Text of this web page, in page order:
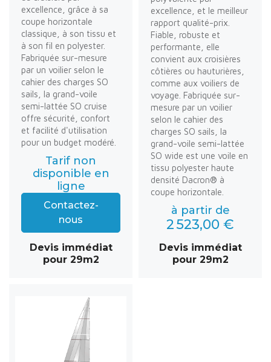
excellence, grâce à sa
coupe horizontale
classique, à son tissu et
à son fil en polyester.
Fabriquée sur-mesure
par un voilier selon le
cahier des charges SO
sails, la grand-voile
semi-lattée SO cruise
offre sécurité, confort
et facilité d'utilisation
pour un budget modéré.
Tarif non
disponible en
ligne
Contactez-
nous
Devis immédiat
pour 29m2
excellence, et le meilleur
rapport qualité-prix.
Fiable, robuste et
performante, elle
convient aux croisières
côtières ou hauturières,
comme aux voiliers de
voyage. Fabriquée sur-
mesure par un voilier
selon le cahier des
charges SO sails, la
grand-voile semi-lattée
SO wide est une voile en
tissu polyester haute
densité Dacron® à
coupe horizontale.
à partir de
2 523,00 €
Devis immédiat
pour 29m2